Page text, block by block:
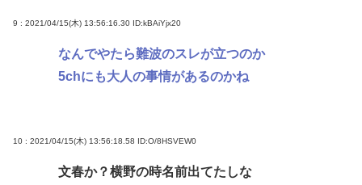
9 : 2021/04/15(木) 13:56:16.30 ID:kBAiYjx20
なんでやたら難波のスレが立つのか
5chにも大人の事情があるのかね
10 : 2021/04/15(木) 13:56:18.58 ID:O/8HSVEW0
文春か？横野の時名前出てたしな